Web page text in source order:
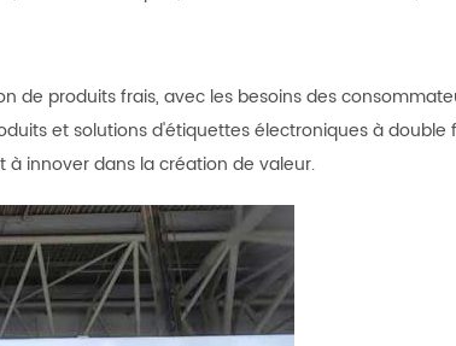
de produits frais, avec les besoins des
et solutions d'étiquettes électroniques à double
innover dans la création de valeur.